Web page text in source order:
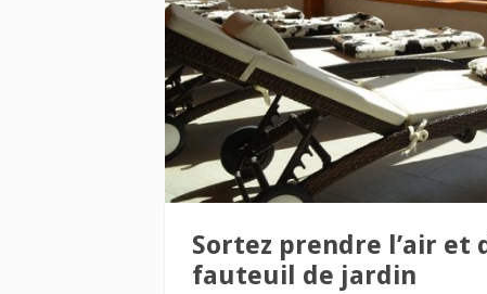
Sortez prendre l’air et
fauteuil de jardin